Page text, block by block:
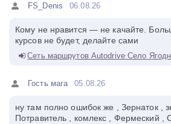
FS_Denis 06.08.26
Кому не нравится — не качайте.
курсов не будет, делайте сами
Сеть маршрутов Autodrive Село
Гость мага 05.08.26
ну там полно ошибок же , Зернаток ,
Потравитель , комлекс , Фермеский ,